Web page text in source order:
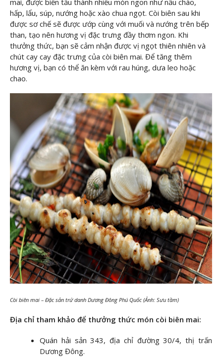
hấp, lẩu, súp, nướng hoặc xào chua ngọt. Còi biên sau khi
được sơ chế sẽ được ướp cùng với muối và nướng trên bếp
than, tạo nên hương vị đặc trưng đầy thơm ngon. Khi
thưởng thức, bạn sẽ cảm nhận được vị ngọt thiên nhiên và
chút cay cay đặc trưng của còi biên mai. Để tăng thêm
hương vị, bạn có thể ăn kèm với rau húng, dưa leo hoặc
chao.
Còi biên mai – Đặc sản trứ danh Dương Đông Phú Quốc (Ảnh: Sưu tầm)
Địa chỉ tham khảo để thưởng thức món còi biên mai:
Quán hải sản 343, địa chỉ đường 30/4, thị trấn
Dương Đông.